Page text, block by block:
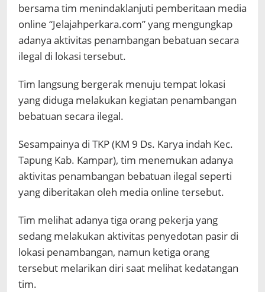
bersama tim menindaklanjuti pemberitaan media
online “Jelajahperkara.com” yang mengungkap
adanya aktivitas penambangan bebatuan secara
ilegal di lokasi tersebut.
Tim langsung bergerak menuju tempat lokasi
yang diduga melakukan kegiatan penambangan
bebatuan secara ilegal.
Sesampainya di TKP (KM 9 Ds. Karya indah Kec.
Tapung Kab. Kampar), tim menemukan adanya
aktivitas penambangan bebatuan ilegal seperti
yang diberitakan oleh media online tersebut.
Tim melihat adanya tiga orang pekerja yang
sedang melakukan aktivitas penyedotan pasir di
lokasi penambangan, namun ketiga orang
tersebut melarikan diri saat melihat kedatangan
tim.